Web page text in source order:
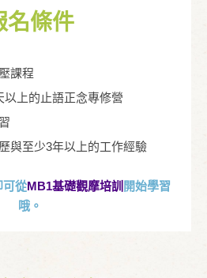
名條件
課程
以上的止語正念專修營
與至少3年以上的工作經驗
可從MB1基礎觀摩培訓 開始學習
哦。